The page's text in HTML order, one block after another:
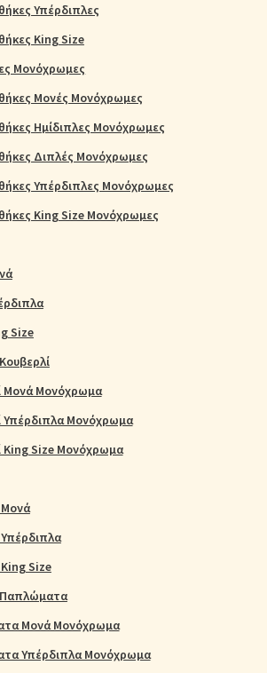
Υπέρδιπλες
King Size
Μονόχρωμες
Μονές Μονόχρωμες
Ημίδιπλες Μονόχρωμες
Διπλές Μονόχρωμες
Υπέρδιπλες Μονόχρωμες
King Size Μονόχρωμες
Size
Μονά Μονόχρωμα
Υπέρδιπλα Μονόχρωμα
King Size Μονόχρωμα
Size
Μονά Μονόχρωμα
Υπέρδιπλα Μονόχρωμα